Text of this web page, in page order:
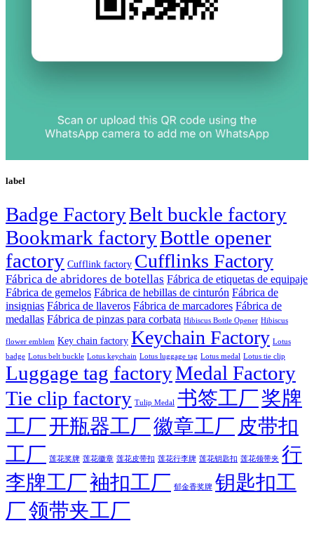
label
Badge FactoryBelt buckle factory
Bookmark factoryBottle opener
factory Cufflink factory Cufflinks Factory
Fábrica de abridores de botellas Fábrica de etiquetas de equipaje
Fábrica de gemelos Fábrica de hebillas de cinturón Fábrica de
insignias Fábrica de llaveros Fábrica de marcadores Fábrica de
medallas Fábrica de pinzas para corbata Hibiscus Bottle Opener Hibiscus
flower emblem Key chain factory Keychain Factory Lotus
badge Lotus belt buckle Lotus keychain Lotus luggage tag Lotus medal Lotus tie clip
Luggage tag factoryMedal Factory
Tie clip factory Tulip Medal 书签工厂奖牌
工厂开瓶器工厂徽章工厂 皮带扣
工厂 莲花奖牌 莲花徽章 莲花皮带扣 莲花行李牌 莲花钥匙扣 莲花领带夹 行
李牌工厂袖扣工厂 郁金香奖牌 钥匙扣工
厂领带夹工厂